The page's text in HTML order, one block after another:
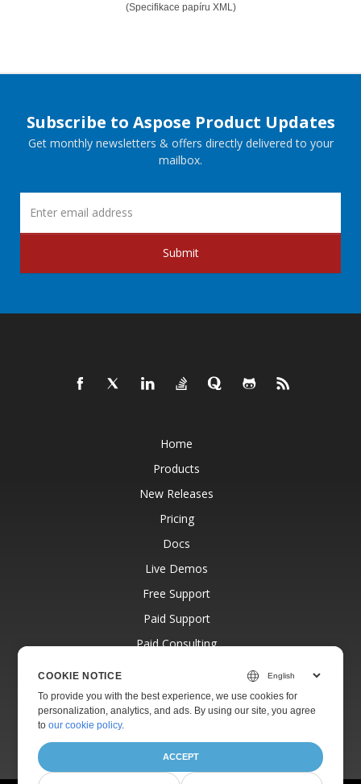
(Specifikace papíru XML)
Subscribe to Aspose Product Updates
Get monthly newsletters & offers directly delivered to your
mailbox.
Submit
Home
Products
New Releases
Pricing
Docs
Live Demos
Free Support
Paid Support
Paid Consulting
Websites
About
COOKIE NOTICE
To provide you with the best experience, we use cookies for
personalization, analytics, and ads. By using our site, you agree
toour cookie policy.
ACCEPT